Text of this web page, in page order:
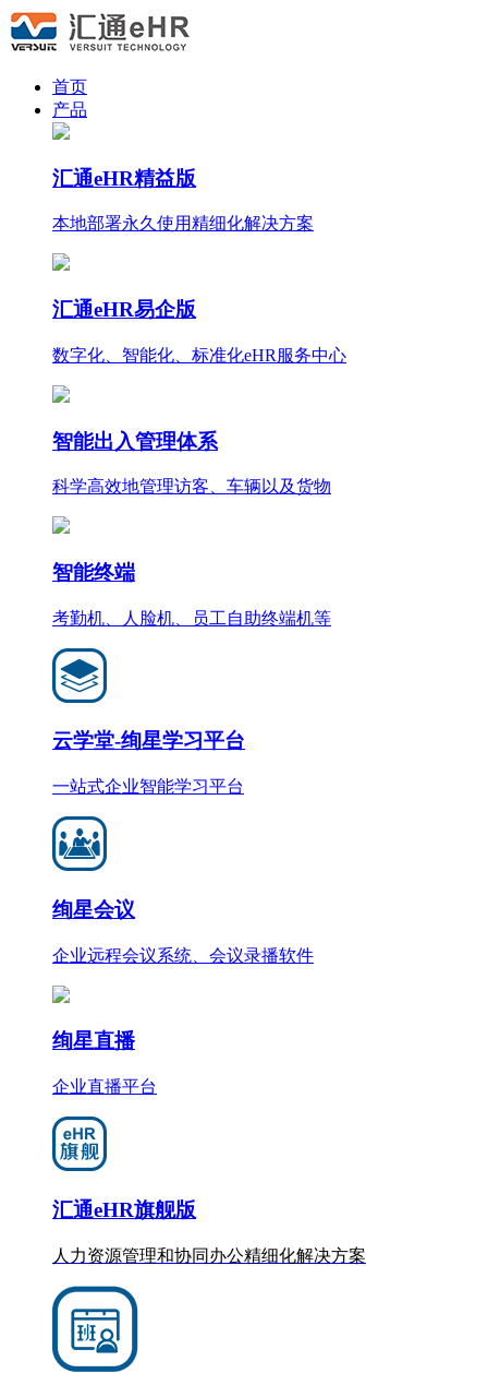
首页
产品
汇通eHR精益版
本地部署永久使用精细化解决方案
汇通eHR易企版
数字化、智能化、标准化eHR服务中心
智能出入管理体系
科学高效地管理访客、车辆以及货物
智能终端
考勤机、人脸机、员工自助终端机等
云学堂-绚星学习平台
一站式企业智能学习平台
绚星会议
企业远程会议系统、会议录播软件
绚星直播
企业直播平台
汇通eHR旗舰版
人力资源管理和协同办公精细化解决方案